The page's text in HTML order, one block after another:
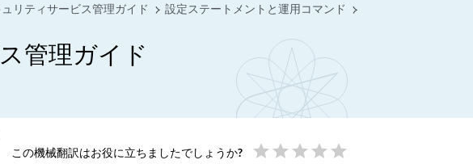
リティサービス管理ガイド 設定ステートメントと運用コマンド
管理ガイド
この機械翻訳はお役に立ちましたでしょうか? star star star star star